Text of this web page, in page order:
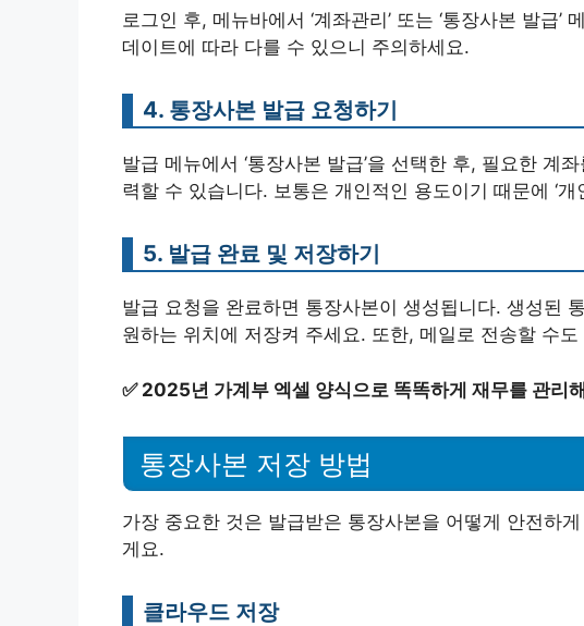
로그인 후, 메뉴바에서 ‘계좌관리’ 또는 ‘통장사본 발급
데이트에 따라 다를 수 있으니 주의하세요.
4. 통장사본 발급 요청하기
발급 메뉴에서 ‘통장사본 발급’을 선택한 후, 필요한 계
력할 수 있습니다. 보통은 개인적인 용도이기 때문에 ‘개
5. 발급 완료 및 저장하기
발급 요청을 완료하면 통장사본이 생성됩니다. 생성된
원하는 위치에 저장켜 주세요. 또한, 메일로 전송할 수
✅ 2025년 가계부 엑셀 양식으로 똑똑하게 재무를 관리
통장사본 저장 방법
가장 중요한 것은 발급받은 통장사본을 어떻게 안전하
게요.
클라우드 저장